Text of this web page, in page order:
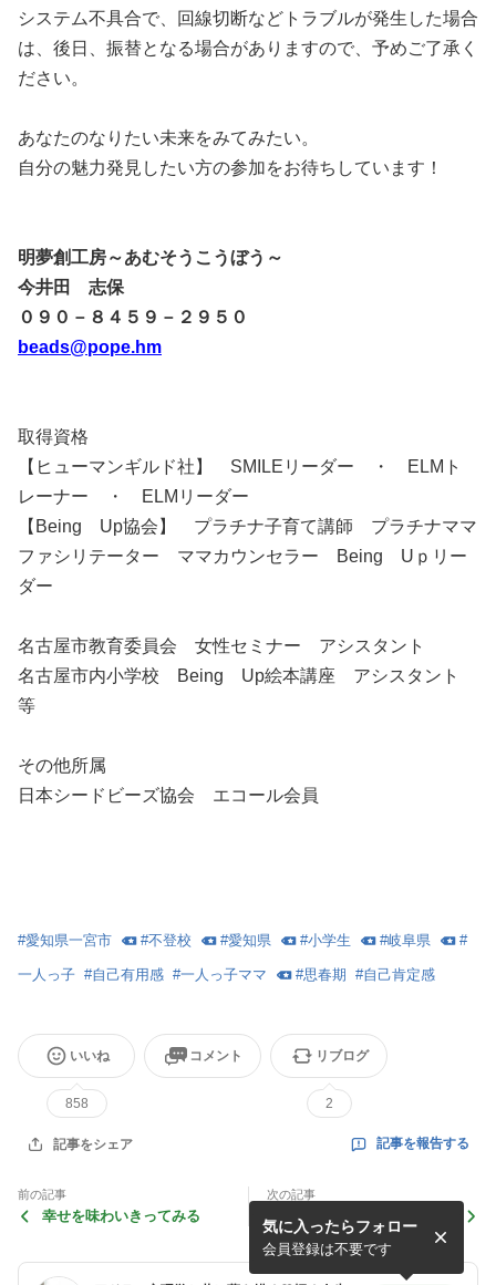
システム不具合で、回線切断などトラブルが発生した場合
は、後日、振替となる場合がありますので、予めご了承く
ださい。
あなたのなりたい未来をみてみたい。
自分の魅力発見したい方の参加をお待ちしています！
明夢創工房～あむそうこうぼう～
今井田 志保
０９０－８４５９－２９５０
beads@pope.hm
取得資格
【ヒューマンギルド社】 SMILEリーダー ・ ELMト
レーナー ・ ELMリーダー
【Being Up協会】 プラチナ子育て講師 プラチナママ
ファシリテーター ママカウンセラー Being Uｐリー
ダー
名古屋市教育委員会 女性セミナー アシスタント
名古屋市内小学校 Being Up絵本講座 アシスタント
等
その他所属
日本シードビーズ協会 エコール会員
#愛知県一宮市 #不登校 #愛知県 #小学生 #岐阜県 #
一人っ子 #自己有用感 #一人っ子ママ #思春期 #自己肯定感
いいね
858
コメント リブログ
2
記事をシェア 記事を報告する
前の記事
幸せを味わいきってみる
次の記事
【募集中】はじめてのアドラ
ー心理学 自由に生きる力を
見つける！ELM勇気づけ勉
強会
気に入ったらフォロー
会員登録は不要です